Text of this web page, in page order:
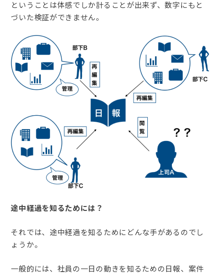
ということは体感でしか計ることが出来ず、数字にもと
づいた検証ができません。
途中経過を知るためには？
それでは、途中経過を知るためにどんな手があるのでし
ょうか。
一般的には、社員の一日の動きを知るための日報、案件